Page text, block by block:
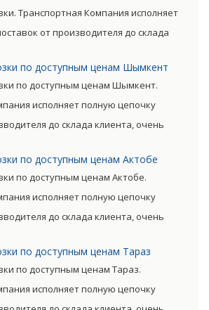
Транспортная Компания исполняет
от производителя до склада
уменьшить транспортные затраты,
уровень итоговой цены товара.
по доступным ценам Шымкент
по доступным ценам Шымкент.
исполняет полную цепочку
до склада клиента, очень
транспортные затраты,
уровень итоговой цены товара.
по доступным ценам Актобе
по доступным ценам Актобе.
исполняет полную цепочку
до склада клиента, очень
транспортные затраты,
уровень итоговой цены товара.
по доступным ценам Тараз
по доступным ценам Тараз.
исполняет полную цепочку